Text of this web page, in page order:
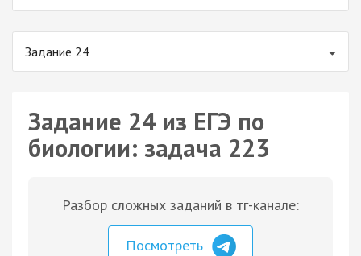
Задание 24
Задание 24 из ЕГЭ по
биологии: задача 223
Разбор сложных заданий в тг-канале:
Посмотреть